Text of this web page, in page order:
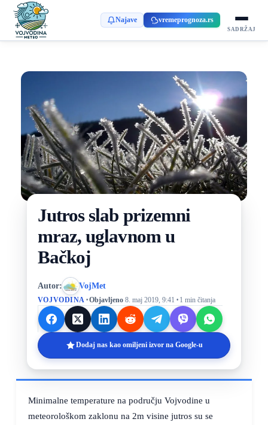
Najave vremeprognoza.rs
SADRŽAJ
Jutros slab prizemni
mraz, uglavnom u
Bačkoj
Autor: VojMet
VOJVODINA ·Objavljeno 8. maj 2019, 9:41 · 1 min čitanja
Dodaj nas kao omiljeni izvor na Google-u
Minimalne temperature na području Vojvodine u
meteorološkom zaklonu na 2m visine jutros su se